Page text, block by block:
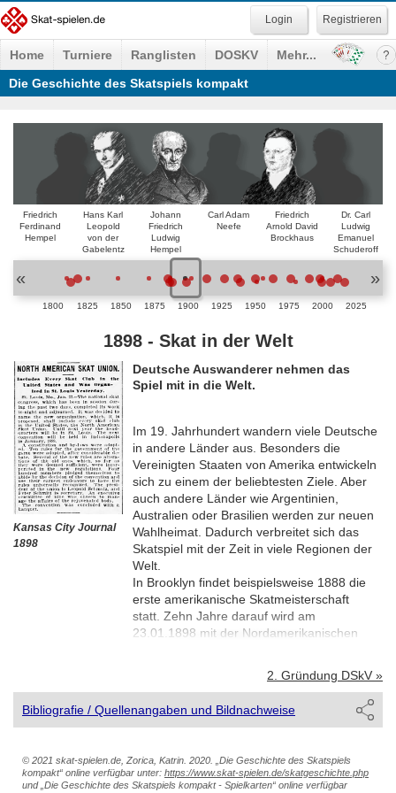
Registrieren
Home Turniere Ranglisten DOSKV
Mehr...
Die Geschichte des Skatspiels kompakt
Friedrich
Ferdinand
Hempel
Hans Karl
Leopold
von der
Gabelentz
Johann
Friedrich
Ludwig
Hempel
Carl Adam
Neefe
Friedrich
Arnold David
Brockhaus
Dr. Carl
Ludwig
Emanuel
Schuderoff
« »
1800 1825 1850 1875 1900 1925 1950 1975 2000 2025
1898 - Skat in der Welt
Kansas City Journal
1898
Deutsche Auswanderer nehmen das
Spiel mit in die Welt.
Im 19. Jahrhundert wandern viele Deutsche
in andere Länder aus. Besonders die
Vereinigten Staaten von Amerika entwickeln
sich zu einem der beliebtesten Ziele. Aber
auch andere Länder wie Argentinien,
Australien oder Brasilien werden zur neuen
Wahlheimat. Dadurch verbreitet sich das
Skatspiel mit der Zeit in viele Regionen der
Welt.
In Brooklyn findet beispielsweise 1888 die
erste amerikanische Skatmeisterschaft
statt. Zehn Jahre darauf wird am
23.01.1898 mit der Nordamerikanischen
2. Gründung DSkV »
Bibliografie / Quellenangaben und Bildnachweise
© 2021 skat-spielen.de, Zorica, Katrin. 2020. „Die Geschichte des Skatspiels
kompakt“ online verfügbar unter: https://www.skat-spielen.de/skatgeschichte.php
und „Die Geschichte des Skatspiels kompakt - Spielkarten“ online verfügbar